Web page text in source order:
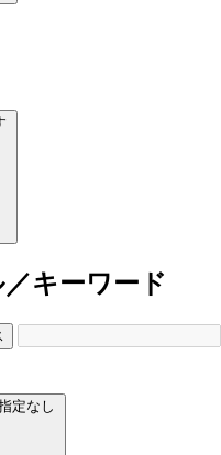
キーワード
定なし